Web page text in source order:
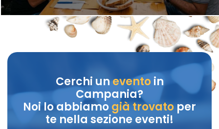
Cerchi unevento in
Campania?
Noi lo abbiamo già trovatoper
te nella sezione eventi!